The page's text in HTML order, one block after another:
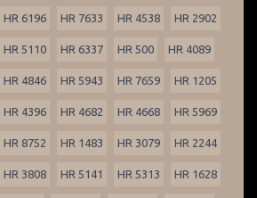
HR 6196 HR 7633 HR 4538 HR 2902
HR 5110 HR 6337 HR 500 HR 4089
HR 4846 HR 5943 HR 7659 HR 1205
HR 4396 HR 4682 HR 4668 HR 5969
HR 8752 HR 1483 HR 3079 HR 2244
HR 3808 HR 5141 HR 5313 HR 1628